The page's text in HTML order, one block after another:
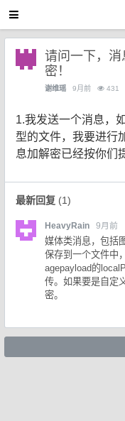
请问一下，
密！
谢维瑶 9月前 431
1.我发送一个消息，
型的文件，我要进行
息加解密已经按你们
最新回复 (1)
HeavyRain 9月前
媒体类消息，包括
保存到一个文件中
agepayload的
传。如果要是自定
密。